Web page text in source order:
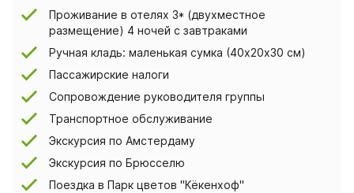
Проживание в отелях 3* (двухместное
размещение) 4 ночей с завтраками
Ручная кладь: маленькая сумка (40х20х30 см)
Пассажирские налоги
Сопровождение руководителя группы
Транспортное обслуживание
Экскурсия по Амстердаму
Экскурсия по Брюсселю
Поездка в Парк цветов "Кёкенхоф"